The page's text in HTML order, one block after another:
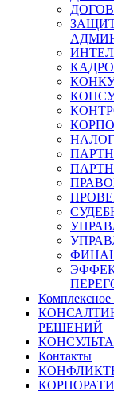
Комплексное
РЕШЕНИЙ
Контакты